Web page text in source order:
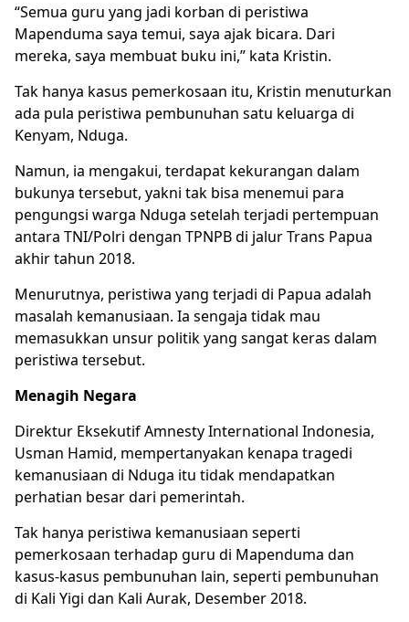
“Semua guru yang jadi korban di peristiwa
Mapenduma saya temui, saya ajak bicara. Dari
mereka, saya membuat buku ini,” kata Kristin.
Tak hanya kasus pemerkosaan itu, Kristin menuturkan
ada pula peristiwa pembunuhan satu keluarga di
Kenyam, Nduga.
Namun, ia mengakui, terdapat kekurangan dalam
bukunya tersebut, yakni tak bisa menemui para
pengungsi warga Nduga setelah terjadi pertempuan
antara TNI/Polri dengan TPNPB di jalur Trans Papua
akhir tahun 2018.
Menurutnya, peristiwa yang terjadi di Papua adalah
masalah kemanusiaan. Ia sengaja tidak mau
memasukkan unsur politik yang sangat keras dalam
peristiwa tersebut.
Menagih Negara
Direktur Eksekutif Amnesty International Indonesia,
Usman Hamid, mempertanyakan kenapa tragedi
kemanusiaan di Nduga itu tidak mendapatkan
perhatian besar dari pemerintah.
Tak hanya peristiwa kemanusiaan seperti
pemerkosaan terhadap guru di Mapenduma dan
kasus-kasus pembunuhan lain, seperti pembunuhan
di Kali Yigi dan Kali Aurak, Desember 2018.